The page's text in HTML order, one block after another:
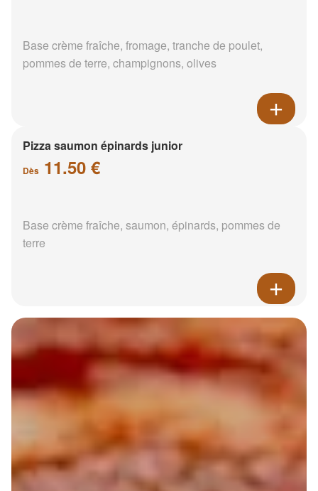
Base crème fraîche, fromage, tranche de poulet,
pommes de terre, champignons, olives
Pizza saumon épinards junior
Dès 11.50 €
Base crème fraîche, saumon, épinards, pommes de
terre